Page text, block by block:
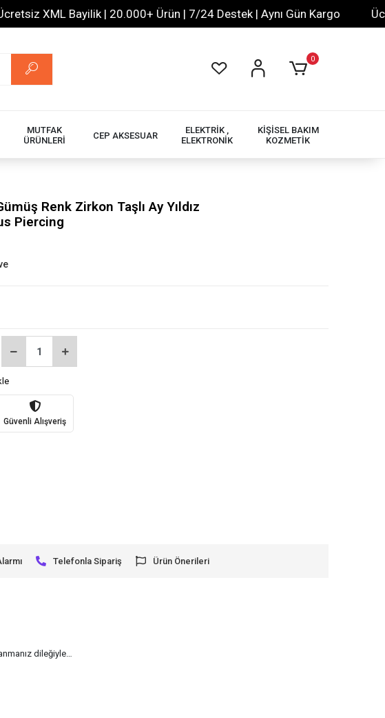
XML Bayilik | 20.000+ Ürün | 7/24 Destek | Aynı Gün Kargo
0
MUTFAK
ÜRÜNLERİ
CEP AKSESUAR
ELEKTRİK ,
ELEKTRONİK
KİŞİSEL BAKIM
KOZMETİK
Renk Zirkon Taşlı Ay Yıldız
Piercing
Güvenli Alışveriş
Telefonla Sipariş Ürün Önerileri
dileğiyle…